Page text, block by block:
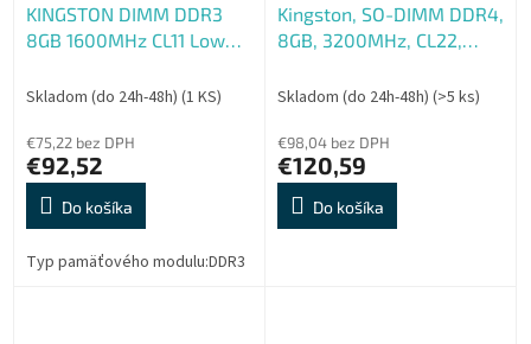
KINGSTON DIMM DDR3
8GB 1600MHz CL11 Low
Skladom (do 24h-48h) (1 KS)
€75,22 bez DPH
€92,52
Do košíka
Typ pamäťového modulu:DDR3
Kingston, SO-DIMM DDR4,
8GB, 3200MHz, CL22,
Skladom (do 24h-48h) (>5 ks)
€98,04 bez DPH
€120,59
Do košíka